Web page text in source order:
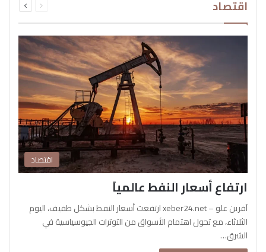
اقتصاد الصفحةالصفحة
اقتصاد
ارتفاع أسعار النفط عالمياً
آفرين علو – xeber24.net ارتفعت أسعار النفط بشكل طفيف، اليوم
الثلاثاء، مع تحول اهتمام الأسواق من التوترات الجيوسياسية في
الشرق…